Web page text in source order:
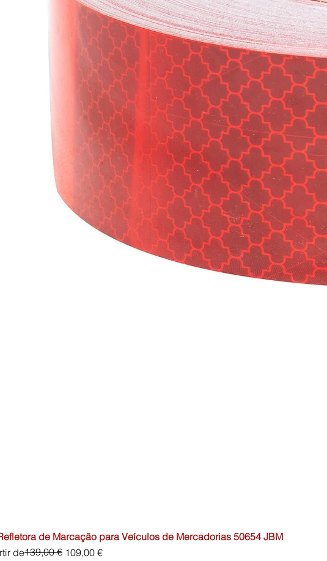
de Marcação para Veículos de Mercadorias 50654 JBM
de
normal139,00 € 109,00 €
promocional